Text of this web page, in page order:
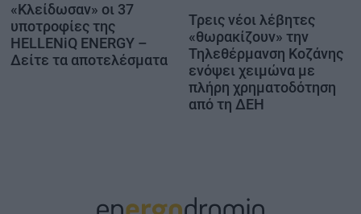
«Κλείδωσαν» οι 37
υποτροφίες της
HELLENiQ ENERGY –
Δείτε τα αποτελέσματα
Τρεις νέοι λέβητες
«θωρακίζουν» την
Τηλεθέρμανση Κοζάνης
ενόψει χειμώνα με
πλήρη χρηματοδότηση
από τη ΔΕΗ